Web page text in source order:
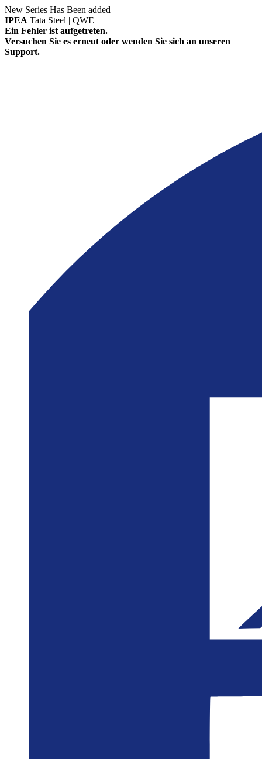
New Series Has Been added
IPEA Tata Steel | QWE
Ein Fehler ist aufgetreten.
Versuchen Sie es erneut oder wenden Sie sich an unseren
Support.